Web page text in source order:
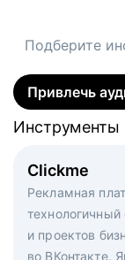
Подберите
Привлечь
Clickme
Рекламная
и проектов
во ВКонтакте,
Инструменты
Вакансия дня
Рекламный
hh.ru.
Инструменты
Массовый
кандидатов и
маркетологи,
hh.ru с целым
Инструменты